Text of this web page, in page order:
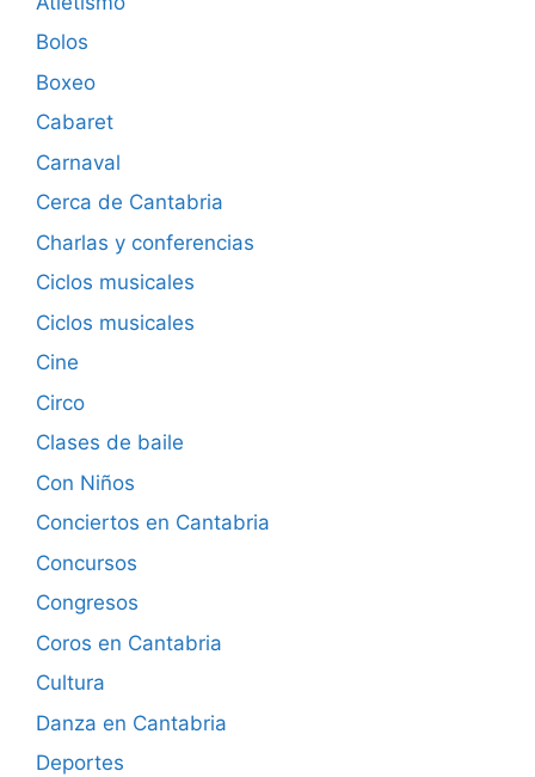
Bolos
Boxeo
Cabaret
Carnaval
Cerca de Cantabria
Charlas y conferencias
Ciclos musicales
Ciclos musicales
Cine
Circo
Clases de baile
Con Niños
Conciertos en Cantabria
Concursos
Congresos
Coros en Cantabria
Cultura
Danza en Cantabria
Deportes